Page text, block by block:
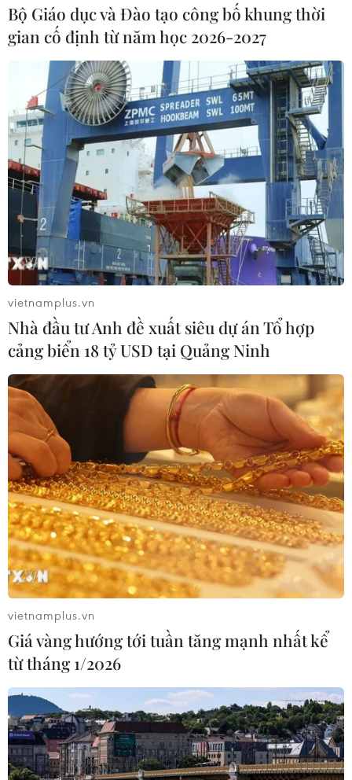
hương Giáp Thìn
Lượng khách vẫn cao, ngành đường sắt chạy
thêm tàu Thống Nhất, Hải Phòng
TIN LIÊN QUAN
Du lịch Thành phố Hồ Chí Minh có nhiều
bứt phá trong năm 2023
28/12/2023 12:44
Thành phố Hồ Chí Minh tiếp tục là đơn vị dẫn đầu cả
nước về tỷ lệ khách, doanh thu và đóng góp cho ngành
du lịch Việt Nam với gần 5 triệu lượt khách quốc tế và
gần 35 triệu lượt khách nội địa.
Bộ Giáo dục và Đào tạo công bố khung thời
gian cố định từ năm học 2026-2027
vietnamplus.vn
Nhà đầu tư Anh đề xuất siêu dự án Tổ hợp
cảng biển 18 tỷ USD tại Quảng Ninh
vietnamplus.vn
Giá vàng hướng tới tuần tăng mạnh nhất kể
từ tháng 1/2026